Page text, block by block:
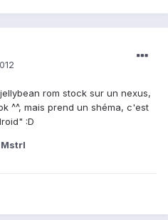
rom stock sur un nexus,
^^, mais prend un shéma, c'est
:D